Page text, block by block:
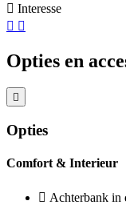
Interesse
Opties en
Opties
Comfort & Interieur
Achterbank in